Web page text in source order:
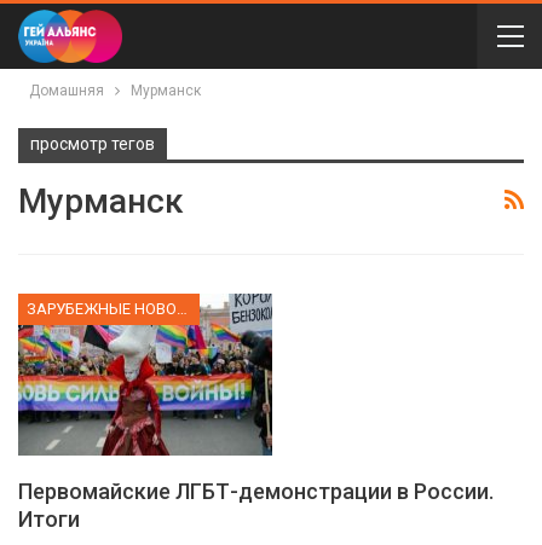
Домашняя Мурманск
просмотр тегов
Мурманск
Первомайские ЛГБТ-демонстрации в России.
Итоги